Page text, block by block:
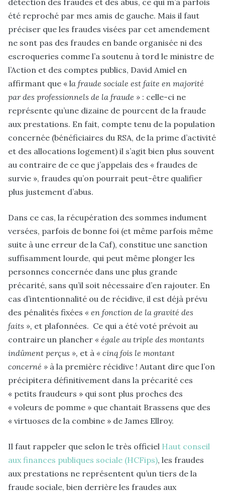
détection des fraudes et des abus, ce qui m’a parfois
été reproché par mes amis de gauche. Mais il faut
préciser que les fraudes visées par cet amendement
ne sont pas des fraudes en bande organisée ni des
escroqueries comme l’a soutenu à tord le ministre de
l’Action et des comptes publics, David Amiel en
affirmant que « la fraude sociale est faite en majorité
par des professionnels de la fraude » : celle-ci ne
représente qu’une dizaine de pourcent de la fraude
aux prestations. En fait, compte tenu de la population
concernée (bénéficiaires du RSA, de la prime d’activité
et des allocations logement) il s’agit bien plus souvent
au contraire de ce que j’appelais des « fraudes de
survie », fraudes qu’on pourrait peut-être qualifier
plus justement d’abus.
Dans ce cas, la récupération des sommes indument
versées, parfois de bonne foi (et même parfois même
suite à une erreur de la Caf), constitue une sanction
suffisamment lourde, qui peut même plonger les
personnes concernée dans une plus grande
précarité, sans qu’il soit nécessaire d’en rajouter. En
cas d’intentionnalité ou de récidive, il est déjà prévu
des pénalités fixées « en fonction de la gravité des
faits », et plafonnées. Ce qui a été voté prévoit au
contraire un plancher « égale au triple des montants
indûment perçus », et à « cinq fois le montant
concerné » à la première récidive ! Autant dire que l’on
précipitera définitivement dans la précarité ces
« petits fraudeurs » qui sont plus proches des
« voleurs de pomme » que chantait Brassens que des
« virtuoses de la combine » de James Ellroy.
Il faut rappeler que selon le très officiel Haut conseil
aux finances publiques sociale (HCFips), les fraudes
aux prestations ne représentent qu’un tiers de la
fraude sociale, bien derrière les fraudes aux